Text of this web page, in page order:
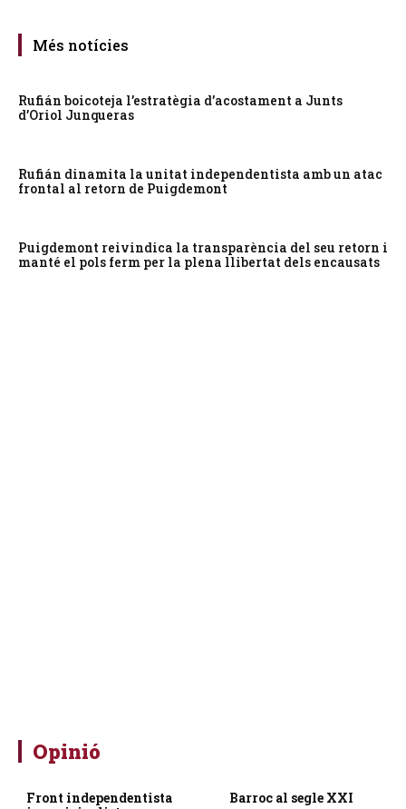
Més notícies
Rufián boicoteja l’estratègia d’acostament a Junts
d’Oriol Junqueras
Rufián dinamita la unitat independentista amb un atac
frontal al retorn de Puigdemont
Puigdemont reivindica la transparència del seu retorn i
manté el pols ferm per la plena llibertat dels encausats
Opinió
Front independentista
Barroc al segle XXI